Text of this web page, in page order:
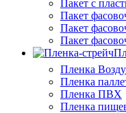
Пакет с
Пакет
Пакет
Пакет
Пленка
Пленка
Пленка ПВХ
Пленка